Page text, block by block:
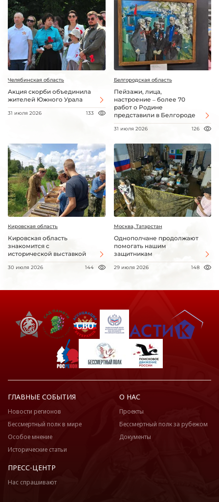
Челябинская область
Акция скорби объединила
жителей Южного Урала
31 июля 2026 133
Белгородская область
Пейзажи, лица,
настроение – более 70
работ о Родине
представили в Белгороде
31 июля 2026 126
Кировская область
Кировская область
знакомится с
исторической выставкой
30 июля 2026 144
Москва, Татарстан
Однополчане продолжают
помогать нашим
защитникам
29 июля 2026 148
ГЛАВНЫЕ СОБЫТИЯ
Новости регионов
Бессмертный полк в мире
Особое мнение
Исторические статьи
О НАС
Проекты
Бессмертный полк за рубежом
Документы
ПРЕСС-ЦЕНТР
Нас спрашивают